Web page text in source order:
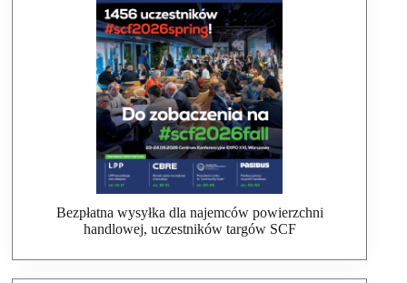
Bezpłatna wysyłka dla najemców powierzchni
handlowej, uczestników targów SCF